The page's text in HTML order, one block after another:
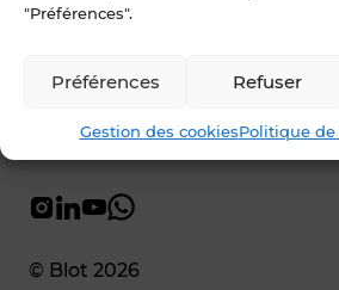
"Préférences".
Refuser
Préférences
Gestion des cookiesPolitique
© Blot 2026